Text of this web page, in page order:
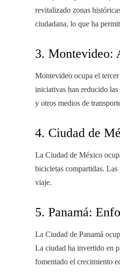
revitalizado zonas
ciudadana, lo que ha
3. Montevideo:
Montevideo ocupa el
iniciativas han reducido
y otros medios de
4. Ciudad de
La Ciudad de México
bicicletas compartidas.
viaje.
5. Panamá:
La Ciudad de Panamá
La ciudad ha invertido en
fomentado el crecimiento